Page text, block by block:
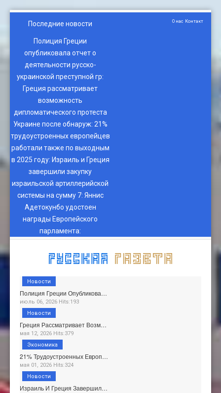
Последние новости
Полиция Греции
опубликовала отчет о
деятельности русско-
украинской преступной гр:
Греция рассматривает
возможность
дипломатического протеста
Украине после обнаруж: 21%
трудоустроенных европейцев
работали также по выходным
в 2025 году: Израиль и Греция
завершили закупку
израильской артиллерийской
системы на сумму 7: Яннис
Адетокунбо удостоен
награды Европейского
парламента:
О нас Контакт
Полиция Греции Опубликова…
июль 06, 2026 Hits:193
Новости
Греция Рассматривает Возм…
мая 12, 2026 Hits:379
Новости
21% Трудоустроенных Европ…
мая 01, 2026 Hits:324
Экономика
Израиль И Греция Завершил…
Новости